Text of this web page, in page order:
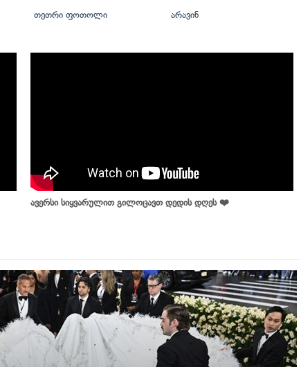
თეთრი ფოთოლი არავინ
ავერსი სიყვარულით გილოცავთ დედის დღეს ❤️